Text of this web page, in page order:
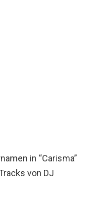
in “Carisma”
von DJ